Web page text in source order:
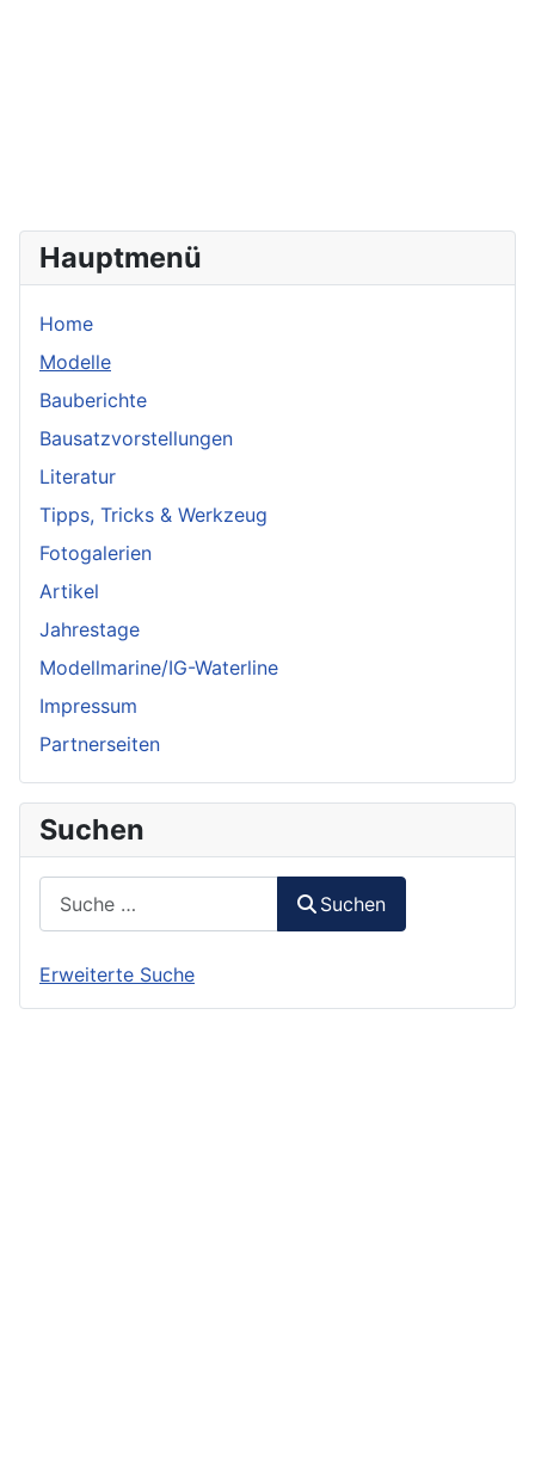
Hauptmenü
Home
Modelle
Bauberichte
Bausatzvorstellungen
Literatur
Tipps, Tricks & Werkzeug
Fotogalerien
Artikel
Jahrestage
Modellmarine/IG-Waterline
Impressum
Partnerseiten
Suchen
Suchen
Erweiterte Suche